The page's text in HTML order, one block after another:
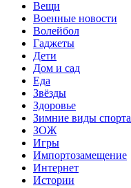
Вещи
Военные новости
Волейбол
Гаджеты
Дети
Дом и сад
Еда
Звёзды
Здоровье
Зимние виды спорта
ЗОЖ
Игры
Импортозамещение
Интернет
Истории